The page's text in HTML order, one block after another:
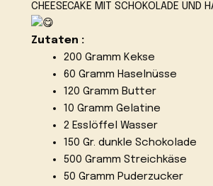
CHEESECAKE MIT SCHOKOLADE UND
Zutaten :
200 Gramm Kekse
60 Gramm Haselnüsse
120 Gramm Butter
10 Gramm Gelatine
2 Esslöffel Wasser
150 Gr. dunkle Schokolade
500 Gramm Streichkäse
50 Gramm Puderzucker